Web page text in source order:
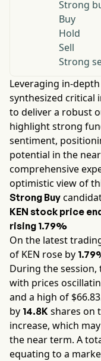
Strong
Buy
Hold
Sell
Strong
Leveraging in-
synthesized critical
to deliver a robust
highlight strong
sentiment,
potential in the
comprehensive
optimistic view of
Strong Buy
KEN stock price
rising 1.79%
On the latest
of KEN rose by
During the
with prices
and a high of $66.83
by 14.8K shares on
increase, which
the near term. A
equating to a